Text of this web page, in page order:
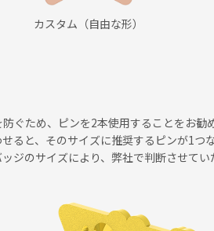
カスタム（自由な形）
ぐため、ピンを2本使用することをお勧
ると、そのサイズに推奨するピンが1つ
ジのサイズにより、弊社で判断させてい